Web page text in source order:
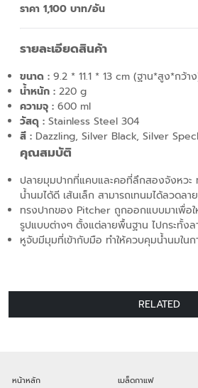
ราคา 1,100 บาท/อัน
รายละเอียดสินค้า
ขนาด : 9.2 * 11.1 * 13 cm (ฐาน*สูง*กว้า
น้ำหนัก : 220 g
ความจุ : 600 ml
วัสดุ : Stainless Steel 304
สี : Dazzling, Silver Black, Silver
คุณสมบัติ
ปลายมุมปากที่แคบและคอที่ลึกสองจังหวะ
น้ำนมได้ดี เส้นเล็ก สามารถเทนมได้ลวดล
ทรงปากของ Pitcher ถูกออกแบบมาเพื่อให้
รูปแบบต่างๆ ตั้งแต่ลายพื้นฐาน ไปกระทั้ง
หูจับมีมุมที่เข้ากับมือ ทำให้ควบคุมน้ำนมในก
RELATED
หน้าหลัก
เมล็ดกาแฟ